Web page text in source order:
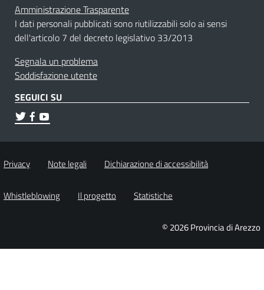
Amministrazione Trasparente
I dati personali pubblicati sono riutilizzabili solo ai sensi
dell'articolo 7 del decreto legislativo 33/2013
Segnala un problema
Soddisfazione utente
SEGUICI SU
Privacy Note legali Dichiarazione di accessibilità
Whistleblowing Il progetto Statistiche
© 2026 Provincia di Arezzo